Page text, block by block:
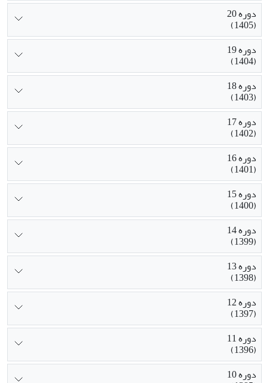
دوره 20
(1405)
دوره 19
(1404)
دوره 18
(1403)
دوره 17
(1402)
دوره 16
(1401)
دوره 15
(1400)
دوره 14
(1399)
دوره 13
(1398)
دوره 12
(1397)
دوره 11
(1396)
دوره 10